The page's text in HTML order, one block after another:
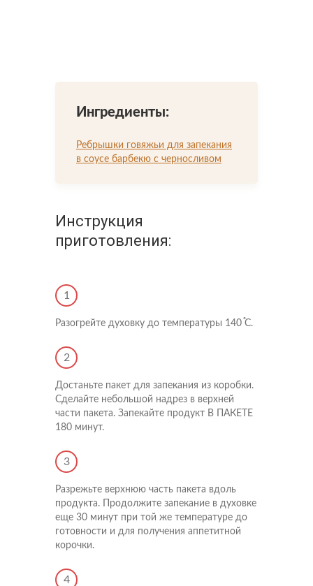
Ингредиенты:
Ребрышки говяжьи для запекания
в соусе барбекю с черносливом
Инструкция
приготовления:
1
Разогрейте духовку до температуры 140 ֯С.
2
Достаньте пакет для запекания из коробки.
Сделайте небольшой надрез в верхней
части пакета. Запекайте продукт В ПАКЕТЕ
180 минут.
3
Разрежьте верхнюю часть пакета вдоль
продукта. Продолжите запекание в духовке
еще 30 минут при той же температуре до
готовности и для получения аппетитной
корочки.
4